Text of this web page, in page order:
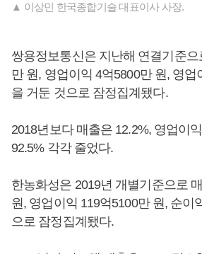
▲ 이상민 한국종합기술 대표이사 사장.
쌍용정보통신은 지난해 연결기준으
만 원, 영업이익 4억5800만 원, 영업
을 거둔 것으로 잠정집계됐다.
2018년보다 매출은 12.2%, 영업이
92.5% 각각 줄었다.
한농화성은 2019년 개별기준으로
원, 영업이익 119억5100만 원, 순이
으로 잠정집계됐다.